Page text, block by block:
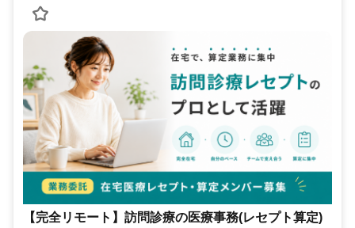
【完全リモート】訪問診療の医療事務(レセプト算定)